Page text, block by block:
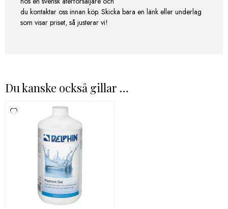
du kontaktar oss innan köp. Skicka bara en länk eller underlag
som visar priset, så justerar vi!
Du kanske också gillar …